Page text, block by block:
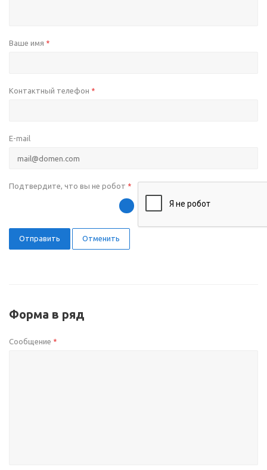
Ваше имя *
Контактный телефон *
E-mail
Подтвердите, что вы не робот *
Отправить Отменить
Форма в ряд
Сообщение *